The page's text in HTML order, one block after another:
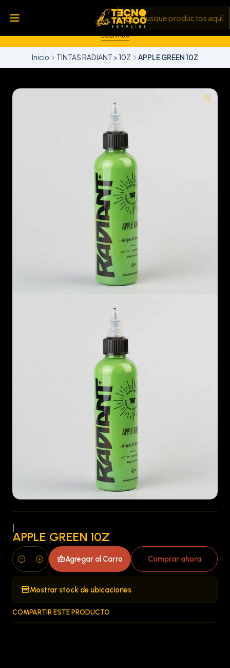
💥 Insumos, máquinas y tecnología de punta 💻 Todo lo que
necesitas para llevar tu arte al siguiente nivel 🎨 Calidad garantizada
Leer más
Inicio TINTAS RADIANT > 10Z APPLE GREEN 10Z
APPLE GREEN 10Z
Cantidad
Agregar al Carro Comprar ahora
Mostrar stock de ubicaciones
COMPARTIR ESTE PRODUCTO